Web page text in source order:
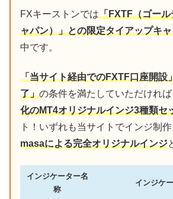
FXキーストンでは「FXTF（ゴー
ャパン）」との限定タイアップキ
中です。
「当サイト経由でのFXTF口座開設
了」の条件を満たしていただければ
化のMT4オリジナルインジ3種類セ
ト！いずれも当サイトでインジ制
masaによる完全オリジナルインジ
インジケーター名
称
インジケ